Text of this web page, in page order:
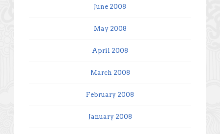
June 2008
May 2008
April 2008
March 2008
February 2008
January 2008